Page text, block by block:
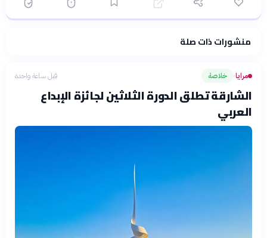
فلسفتنا المعرفية· سياسة الذكاء الاصطناعيمنشورات ذات صلة
مرايا› خلاصة قبل ساعة واحدة
الشارقة تطلق الدورة الثلاثين لجائزة الإبداع
العربي